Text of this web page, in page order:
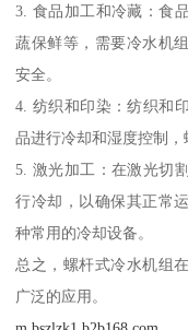
3. 食品加工和冷藏：食
蔬保鲜等，需要冷水机
安全。
4. 纺织和印染：纺织和
品进行冷却和湿度控制，
5. 激光加工：在激光切
行冷却，以确保其正常
种常用的冷却设备。
总之，螺杆式冷水机组
广泛的应用。